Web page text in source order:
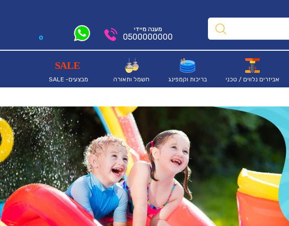
0
אביזרים נלווים / טכני בריכות וקמפינג חשמל ותאורה מבצעים- SALE
מענה מיידי
0500000000